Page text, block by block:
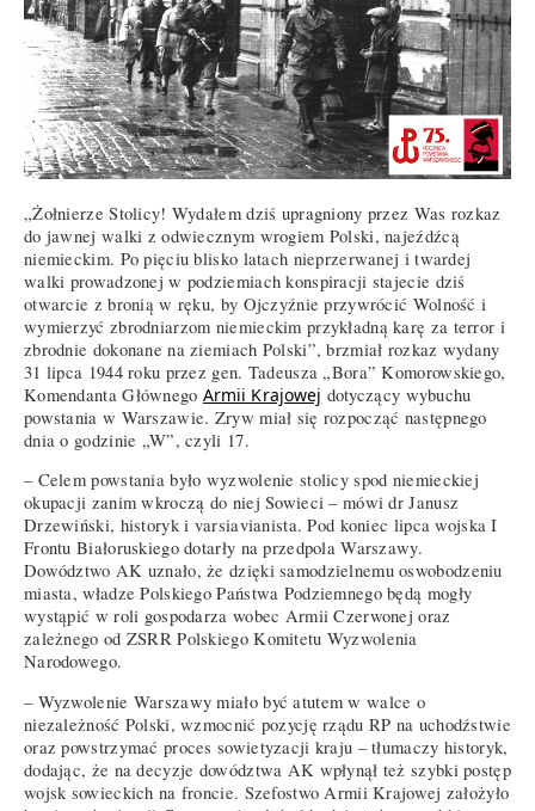
„Żołnierze Stolicy! Wydałem dziś upragniony przez Was rozkaz
do jawnej walki z odwiecznym wrogiem Polski, najeźdźcą
niemieckim. Po pięciu blisko latach nieprzerwanej i twardej
walki prowadzonej w podziemiach konspiracji stajecie dziś
otwarcie z bronią w ręku, by Ojczyźnie przywrócić Wolność i
wymierzyć zbrodniarzom niemieckim przykładną karę za terror i
zbrodnie dokonane na ziemiach Polski”, brzmiał rozkaz wydany
31 lipca 1944 roku przez gen. Tadeusza „Bora” Komorowskiego,
Komendanta Głównego Armii Krajowej dotyczący wybuchu
powstania w Warszawie. Zryw miał się rozpocząć następnego
dnia o godzinie „W”, czyli 17.
– Celem powstania było wyzwolenie stolicy spod niemieckiej
okupacji zanim wkroczą do niej Sowieci – mówi dr Janusz
Drzewiński, historyk i varsiavianista. Pod koniec lipca wojska I
Frontu Białoruskiego dotarły na przedpola Warszawy.
Dowództwo AK uznało, że dzięki samodzielnemu oswobodzeniu
miasta, władze Polskiego Państwa Podziemnego będą mogły
wystąpić w roli gospodarza wobec Armii Czerwonej oraz
zależnego od ZSRR Polskiego Komitetu Wyzwolenia
Narodowego.
– Wyzwolenie Warszawy miało być atutem w walce o
niezależność Polski, wzmocnić pozycję rządu RP na uchodźstwie
oraz powstrzymać proces sowietyzacji kraju – tłumaczy historyk,
dodając, że na decyzje dowództwa AK wpłynął też szybki postęp
wojsk sowieckich na froncie. Szefostwo Armii Krajowej założyło